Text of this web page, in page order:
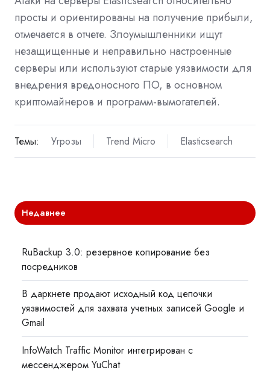
просты и ориентированы на получение прибыли,
отмечается в отчете. Злоумышленники ищут
незащищенные и неправильно настроенные
серверы или используют старые уязвимости для
внедрения вредоносного ПО, в основном
криптомайнеров и программ-вымогателей.
Темы: Угрозы Trend Micro Elasticsearch
Недавнее
RuBackup 3.0: резервное копирование без
посредников
В даркнете продают исходный код цепочки
уязвимостей для захвата учетных записей Google и
Gmail
InfoWatch Traffic Monitor интегрирован с
мессенджером YuChat